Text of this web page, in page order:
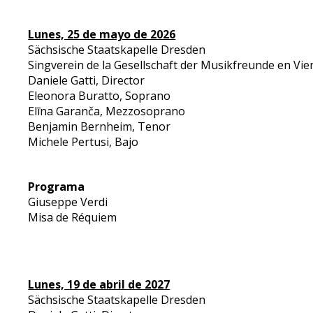
Lunes, 25 de mayo de 2026
Sächsische Staatskapelle Dresden
Singverein de la Gesellschaft der Musikfreunde en
Daniele Gatti, Director
Eleonora Buratto, Soprano
Elīna Garanča, Mezzosoprano
Benjamin Bernheim, Tenor
Michele Pertusi, Bajo
Programa
Giuseppe Verdi
Misa de Réquiem
Lunes, 19 de abril de 2027
Sächsische Staatskapelle Dresden